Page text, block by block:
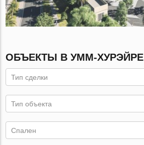
ОБЪЕКТЫ В УММ-ХУРЭЙРЕ
Тип сделки
Тип объекта
Спален